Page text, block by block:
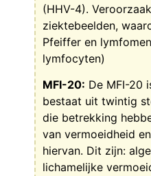
(HHV-4).
ziektebeelden,
Pfeiffer en
lymfocyten)
MFI-20: De MFI-20
bestaat uit twintig
die betrekking
van vermoeidheid
hiervan. Dit zijn:
lichamelijke